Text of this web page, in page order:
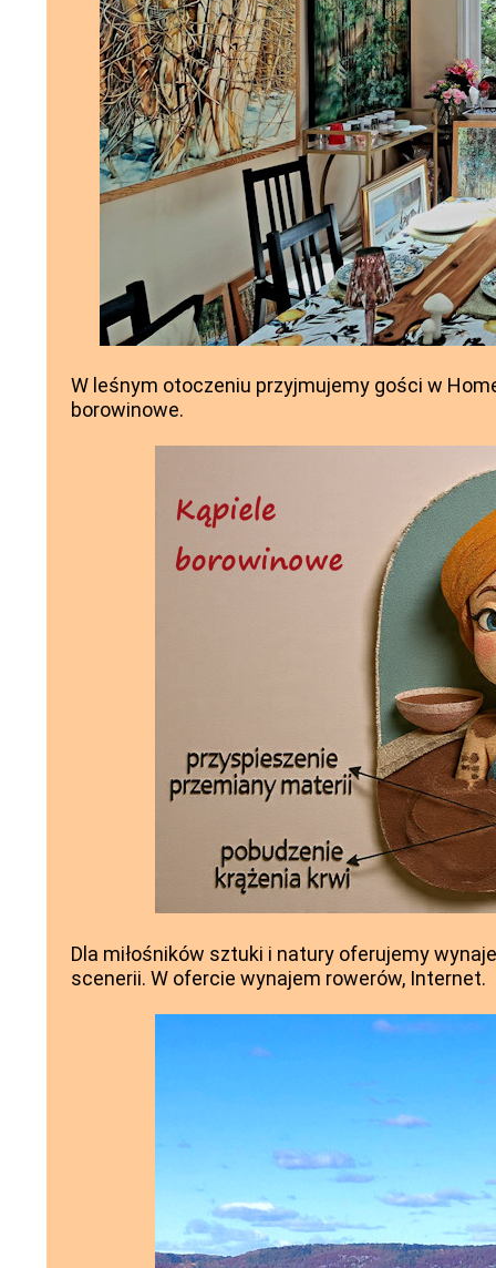
W leśnym otoczeniu przyjmujemy gości w
borowinowe.
Dla miłośników sztuki i natury oferujemy
scenerii. W ofercie wynajem rowerów, Internet.